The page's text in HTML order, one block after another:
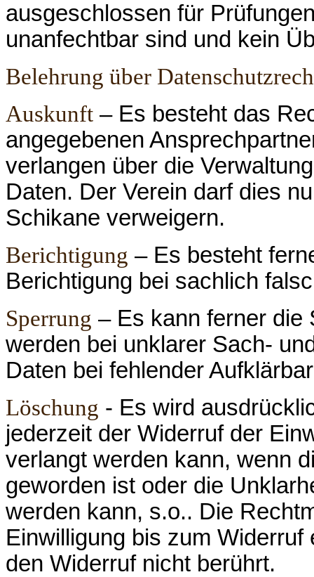
ausgeschlossen für
unanfechtbar sind und kein
Belehrung über
Auskunft – Es besteht das
angegebenen
verlangen über die
Daten. Der Verein darf dies
Schikane verweigern.
Berichtigung – Es besteht
Berichtigung bei sachlich
Sperrung – Es kann ferner die
werden bei unklarer Sach-
Daten bei fehlender
Löschung - Es wird
jederzeit der Widerruf der
verlangt werden kann, wenn
geworden ist oder die
werden kann, s.o.. Die
Einwilligung bis zum
den Widerruf nicht berührt.